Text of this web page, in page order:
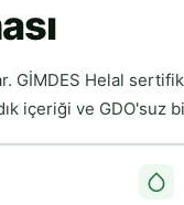
GİMDES Helal
içeriği ve